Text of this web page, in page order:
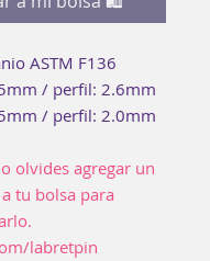
ASTM F136
/ perfil: 2.6mm
/ perfil: 2.0mm
olvides agregar un
tu bolsa para
labretpin